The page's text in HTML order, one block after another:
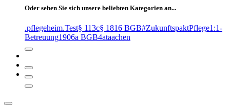
Oder sehen Sie sich unsere beliebten Kategorien an...
.pflegeheim.Test§ 113c§ 1816 BGB#ZukunftspaktPflege1:1-
Betreuung1906a BGB4ataachen